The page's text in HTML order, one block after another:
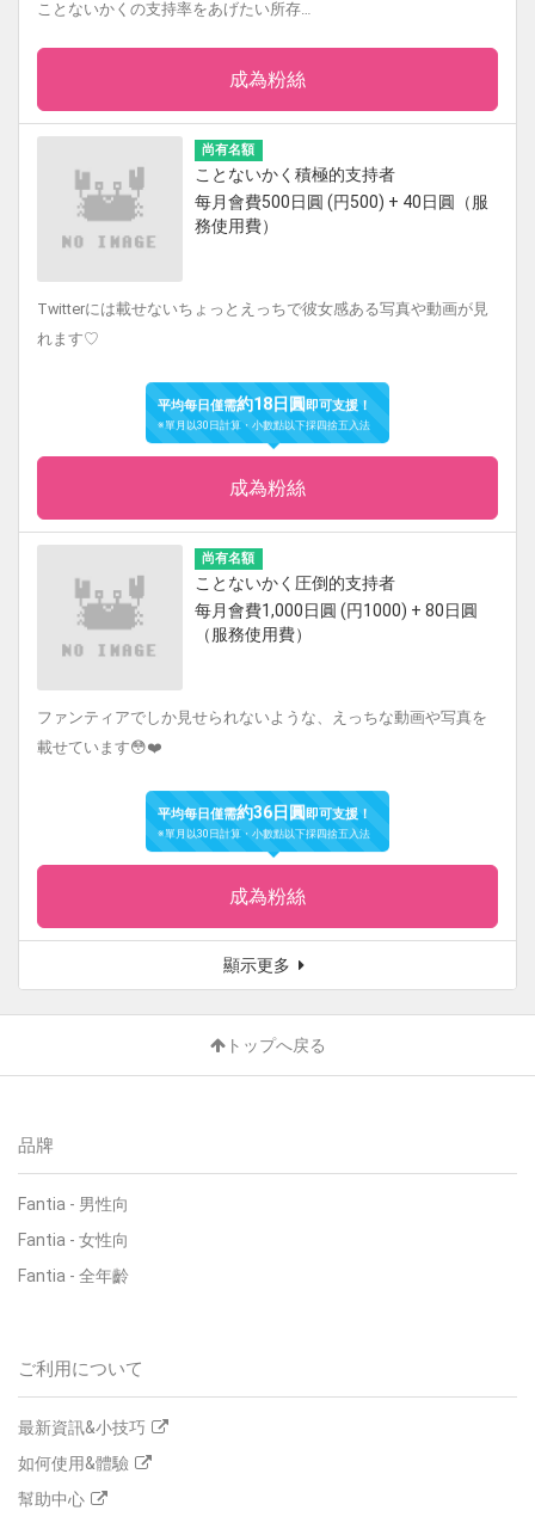
ことないかくの支持率をあげたい所存…
成為粉絲
尚有名額
ことないかく積極的支持者
每月會費500日圓 (円500) + 40日圓（服
務使用費）
Twitterには載せないちょっとえっちで彼女感ある写真や動画が見
れます♡
平均每日僅需約18日圓即可支援！
※單月以30日計算・小數點以下採四捨五入法
成為粉絲
尚有名額
ことないかく圧倒的支持者
每月會費1,000日圓 (円1000) + 80日圓
（服務使用費）
ファンティアでしか見せられないような、えっちな動画や写真を
載せています😳❤️
平均每日僅需約36日圓即可支援！
※單月以30日計算・小數點以下採四捨五入法
成為粉絲
顯示更多
トップへ戻る
品牌
Fantia - 男性向
Fantia - 女性向
Fantia - 全年齡
ご利用について
最新資訊&小技巧
如何使用&體驗
幫助中心